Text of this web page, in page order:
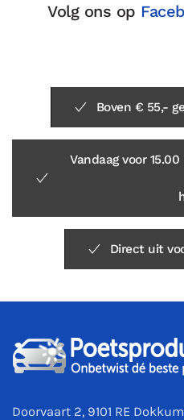
Volg ons op
Boven € 55,-
Vandaag voor
Direct uit
Doorvaart 2, 9101 RE